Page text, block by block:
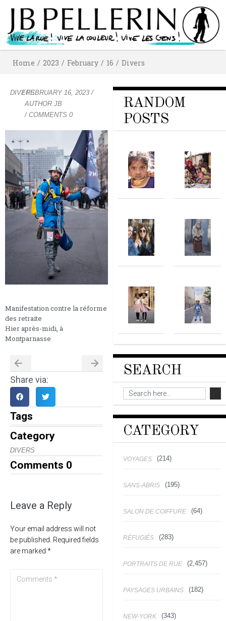
Home / 2023 / February / 16 / Divers
DIVERS
/FEBRUARY 16, 2023/
AUTHOR JB
/ COMMENTS 0
Manifestation contre la réforme
des retraite
Hier après-midi, à
Montparnasse
Share via:
Tags
Category
DIVERS
Comments 0
Leave a Reply
Your email address will not
be published. Required fields
are marked *
RANDOM
POSTS
SEARCH
CATEGORY
VOYAGES (214)
SANS-ABRIS (195)
SALON DE COIFFURE (64)
RÉFUGIÉS (283)
PORTRAITS DE RUE (2,457)
PAYSAGES URBAINS (182)
NEW-YORK (343)